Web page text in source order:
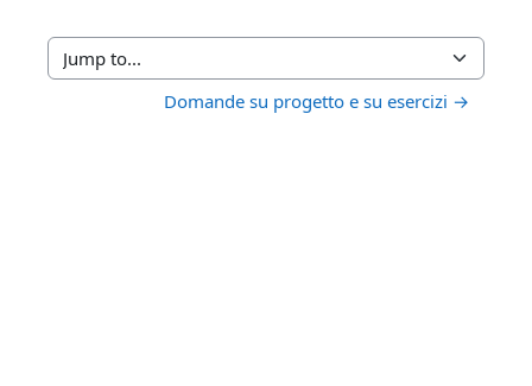
Jump to...
Domande su progetto e su esercizi →